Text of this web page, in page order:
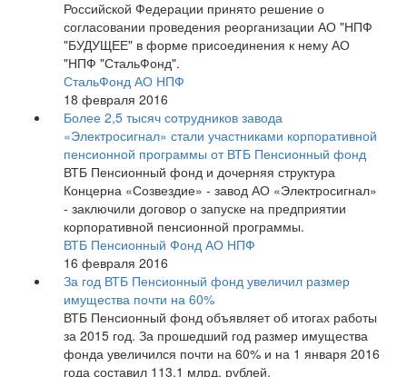
Российской Федерации принято решение о
согласовании проведения реорганизации АО "НПФ
"БУДУЩЕЕ" в форме присоединения к нему АО
"НПФ "СтальФонд".
СтальФонд АО НПФ
18 февраля 2016
Более 2,5 тысяч сотрудников завода
«Электросигнал» стали участниками корпоративной
пенсионной программы от ВТБ Пенсионный фонд
ВТБ Пенсионный фонд и дочерняя структура
Концерна «Созвездие» - завод АО «Электросигнал»
- заключили договор о запуске на предприятии
корпоративной пенсионной программы.
ВТБ Пенсионный Фонд АО НПФ
16 февраля 2016
За год ВТБ Пенсионный фонд увеличил размер
имущества почти на 60%
ВТБ Пенсионный фонд объявляет об итогах работы
за 2015 год. За прошедший год размер имущества
фонда увеличился почти на 60% и на 1 января 2016
года составил 113,1 млрд. рублей.